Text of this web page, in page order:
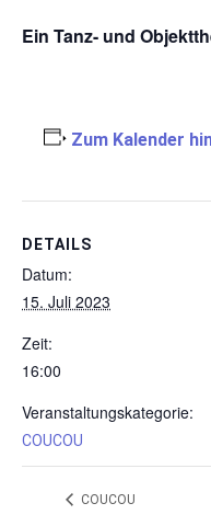
Ein Tanz- und
Zum Kalender
DETAILS
Datum:
15. Juli 2023
Zeit:
16:00
Veranstaltungskategorie:
COUCOU
COUCOU